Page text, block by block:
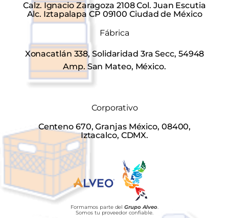
Calz. Ignacio Zaragoza 2108 Col. Juan Escutia
Alc. Iztapalapa CP 09100 Ciudad de México
Fábrica
Xonacatlán 338, Solidaridad 3ra Secc, 54948
Amp. San Mateo, México.
Corporativo
Centeno 670, Granjas México, 08400,
Iztacalco, CDMX.
Formamos parte delGrupo Alveo.
Somos tu proveedor confiable.